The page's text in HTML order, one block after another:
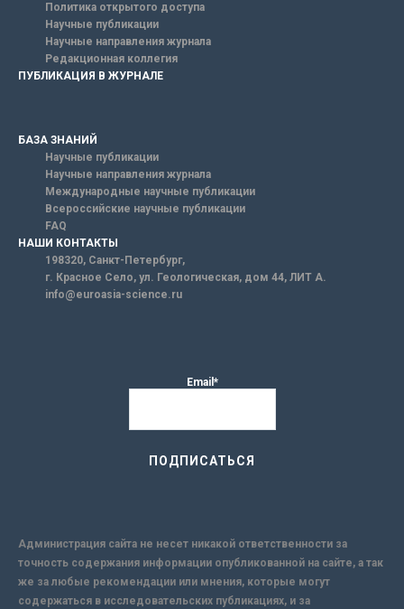
Политика открытого доступа
Научные публикации
Научные направления журнала
Редакционная коллегия
ПУБЛИКАЦИЯ В ЖУРНАЛЕ
БАЗА ЗНАНИЙ
Научные публикации
Научные направления журнала
Международные научные публикации
Всероссийские научные публикации
FAQ
НАШИ КОНТАКТЫ
198320, Санкт-Петербург,
г. Красное Село, ул. Геологическая, дом 44, ЛИТ А.
info@euroasia-science.ru
Email*
Администрация сайта не несет никакой ответственности за
точность содержания информации опубликованной на сайте, а так
же за любые рекомендации или мнения, которые могут
содержаться в исследовательских публикациях, и за